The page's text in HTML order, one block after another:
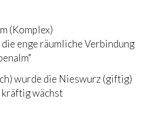
(Komplex)
enge räumliche Verbindung
wurde die Nieswurz (giftig)
wächst